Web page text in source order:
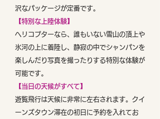
沢なパッケージが定番です。
【特別な上陸体験】
ヘリコプターなら、誰もいない雪山の頂上や
氷河の上に着陸し、静寂の中でシャンパンを
楽しんだり写真を撮ったりする特別な体験が
可能です。
【当日の天候がすべて】
遊覧飛行は天候に非常に左右されます。クイ
ーンズタウン滞在の初日に予約を入れてお